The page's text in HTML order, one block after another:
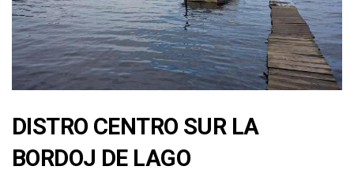
DISTRO CENTRO SUR LA
BORDOJ DE LAGO